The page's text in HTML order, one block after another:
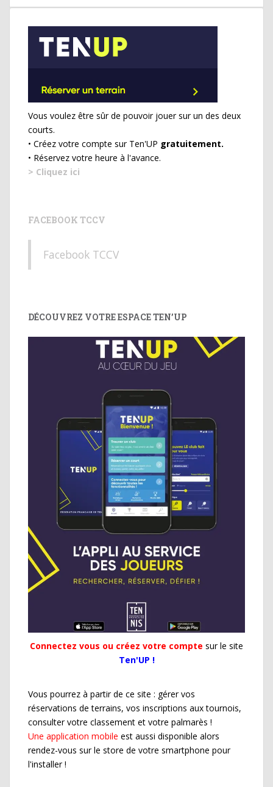
Vous voulez être sûr de pouvoir jouer sur un des deux
courts.
• Créez votre compte sur Ten'UP gratuitement.
• Réservez votre heure à l'avance.
> Cliquez ici
FACEBOOK TCCV
Facebook TCCV
DÉCOUVREZ VOTRE ESPACE TEN’UP
Connectez vous ou créez votre compte sur le site
Ten'UP !
Vous pourrez à partir de ce site : gérer vos
réservations de terrains, vos inscriptions aux tournois,
consulter votre classement et votre palmarès !
Une application mobile est aussi disponible alors
rendez-vous sur le store de votre smartphone pour
l'installer !